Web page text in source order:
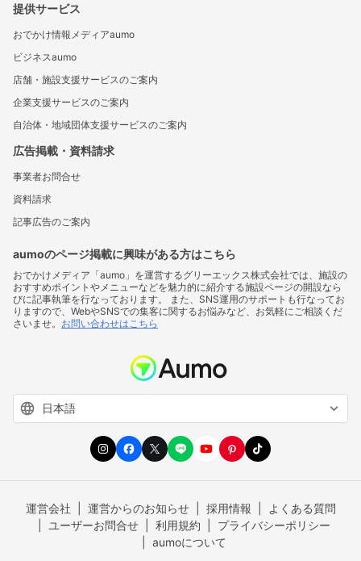
提供サービス
おでかけ情報メディアaumo
ビジネスaumo
店舗・施設支援サービスのご案内
企業支援サービスのご案内
自治体・地域団体支援サービスのご案内
広告掲載・資料請求
事業者お問合せ
資料請求
記事広告のご案内
aumoのページ掲載に興味がある方はこちら
おでかけメディア「aumo」を運営するグリーエックス株式会社では、施設の
おすすめポイントやメニューなどを魅力的に紹介する施設ページの開設なら
びに記事執筆を行なっております。 また、SNS運用のサポートも行なってお
りますので、WebやSNSでの集客に関するお悩みなど、お気軽にご相談くだ
さいませ。 お問い合わせはこちら
運営会社 運営からのお知らせ 採用情報
よくある質問
ユーザーお問合せ
利用規約
プライバシーポリシー
aumoについて